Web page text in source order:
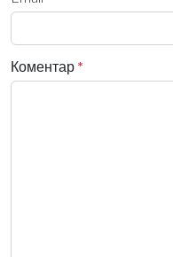
Коментар *